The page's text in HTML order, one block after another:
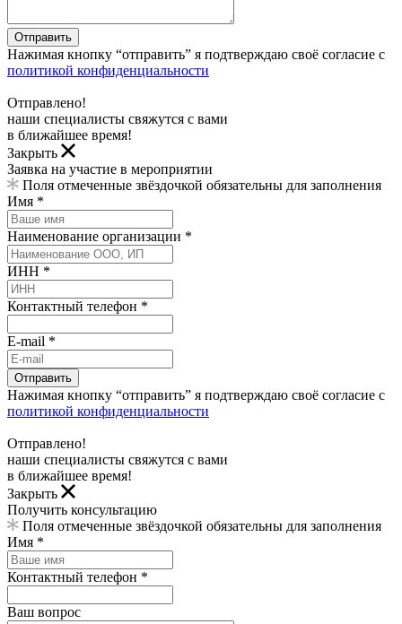
Отправить
Нажимая кнопку “отправить” я подтверждаю своё согласие с
политикой конфиденциальности
Отправлено!
наши специалисты свяжутся с вами
в ближайшее время!
Закрыть
Заявка на участие в мероприятии
Поля отмеченные звёздочкой обязательны для заполнения
Имя *
Наименование организации *
ИНН *
Контактный телефон *
E-mail *
Отправить
Нажимая кнопку “отправить” я подтверждаю своё согласие с
политикой конфиденциальности
Отправлено!
наши специалисты свяжутся с вами
в ближайшее время!
Закрыть
Получить консультацию
Поля отмеченные звёздочкой обязательны для заполнения
Имя *
Контактный телефон *
Ваш вопрос